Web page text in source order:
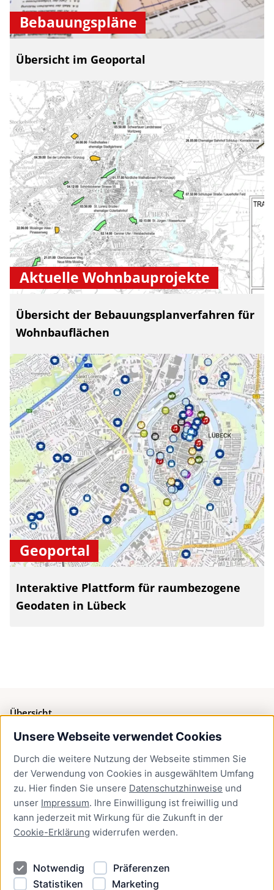
Unsere Webseite verwendet Cookies
Durch die weitere Nutzung der Webseite stimmen Sie
der Verwendung von Cookies in ausgewähltem Umfang
zu. Hier finden Sie unsere Datenschutzhinweise und
unser Impressum. Ihre Einwilligung ist freiwillig und
kann jederzeit mit Wirkung für die Zukunft in der
Cookie-Erklärung widerrufen werden.
Notwendig
Präferenzen
Statistiken
Marketing
Bebauungspläne
Übersicht im Geoportal
Aktuelle Wohnbauprojekte
Übersicht der Bebauungsplanverfahren für
Wohnbauflächen
Geoportal
Interaktive Plattform für raumbezogene
Geodaten in Lübeck
Übersicht
Bürgerservice
Presse
Newsletter Lübeck:kompakt
Kontakt
Kontakt
Datenschutzhinweise